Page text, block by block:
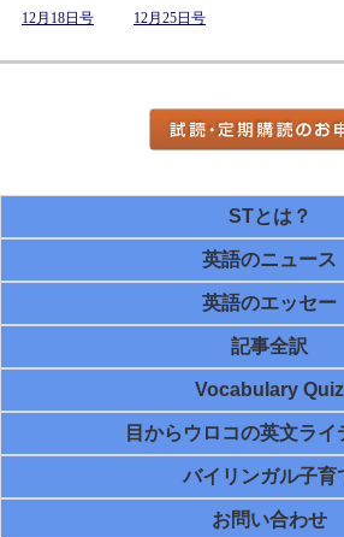
12月18日号 12月25日号
STとは？
英語のニュース
英語のエッセー
記事全訳
Vocabulary Quiz
目からウロコの英文ライ
バイリンガル子育
お問い合わせ